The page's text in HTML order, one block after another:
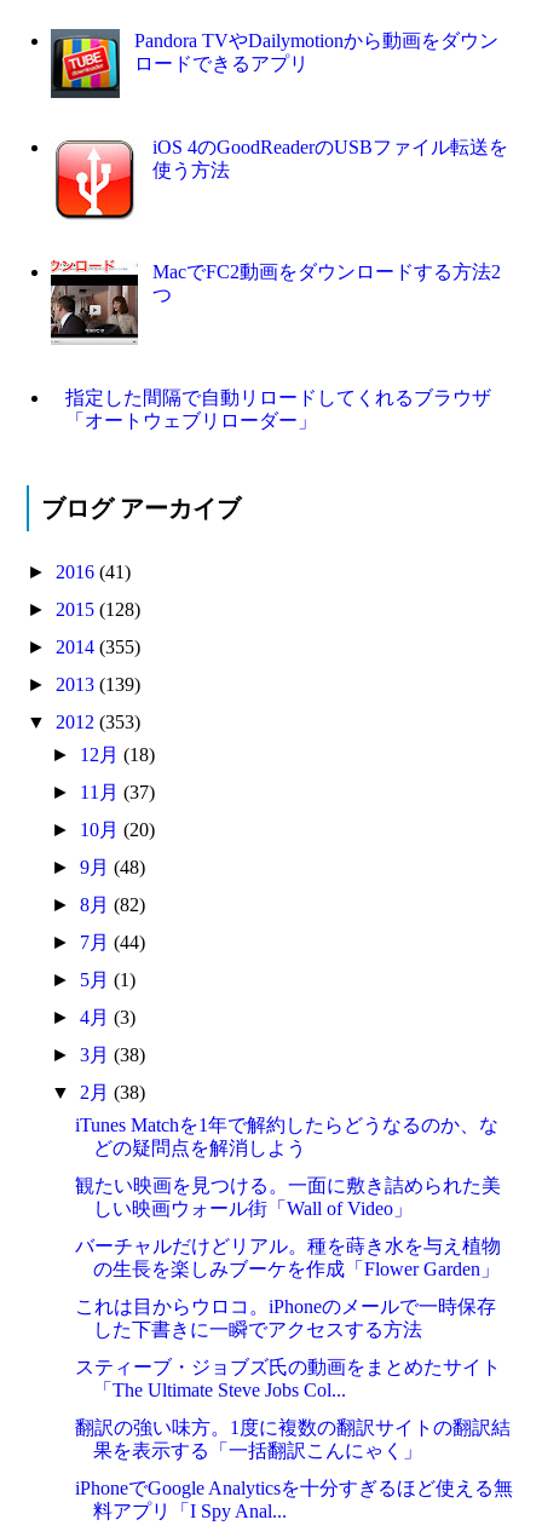
Pandora TVやDailymotionから動画をダウン
ロードできるアプリ
iOS 4のGoodReaderのUSBファイル転送を
使う方法
MacでFC2動画をダウンロードする方法2
つ
指定した間隔で自動リロードしてくれるブラウザ
「オートウェブリローダー」
ブログ アーカイブ
► 2016(41)
► 2015(128)
► 2014(355)
► 2013(139)
▼ 2012(353)
► 12月 (18)
► 11月 (37)
► 10月 (20)
► 9月 (48)
► 8月 (82)
► 7月 (44)
► 5月 (1)
► 4月 (3)
► 3月 (38)
▼ 2月 (38)
iTunes Matchを1年で解約したらどうなるのか、な
どの疑問点を解消しよう
観たい映画を見つける。一面に敷き詰められた美
しい映画ウォール街「Wall of Video」
バーチャルだけどリアル。種を蒔き水を与え植物
の生長を楽しみブーケを作成「Flower Garden」
これは目からウロコ。iPhoneのメールで一時保存
した下書きに一瞬でアクセスする方法
スティーブ・ジョブズ氏の動画をまとめたサイト
「The Ultimate Steve Jobs Col...
翻訳の強い味方。1度に複数の翻訳サイトの翻訳結
果を表示する「一括翻訳こんにゃく」
iPhoneでGoogle Analyticsを十分すぎるほど使える無
料アプリ「I Spy Anal...